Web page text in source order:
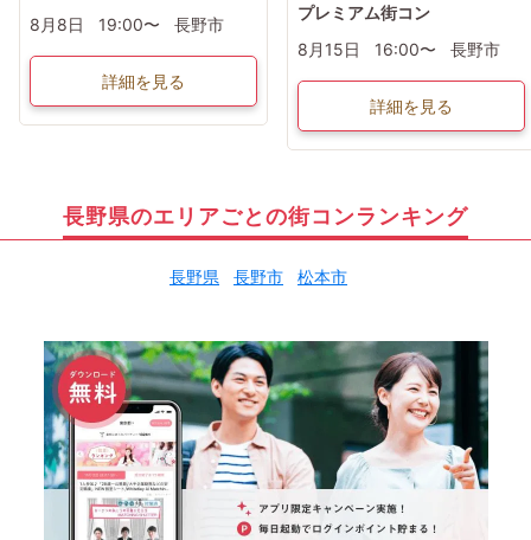
8月8日
19:00〜 長野市
詳細を見る
プレミアム街コン
8月15日
16:00〜 長野市
詳細を見る
長野県のエリアごとの街コンランキング
長野県 長野市 松本市